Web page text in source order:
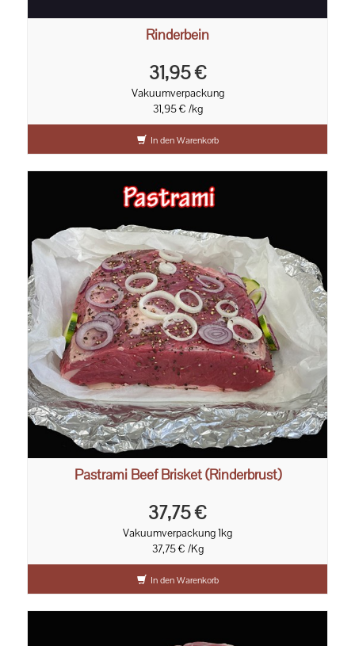
Rinderbein
31,95 €
Vakuumverpackung
31,95 € /kg
In den Warenkorb
Pastrami Beef Brisket (Rinderbrust)
37,75 €
Vakuumverpackung 1kg
37,75 € /Kg
In den Warenkorb